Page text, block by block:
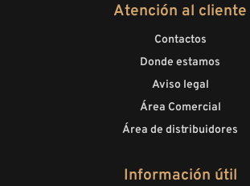
Atención al cliente
Contactos
Donde estamos
Aviso legal
Área Comercial
Área de distribuidores
Información útil